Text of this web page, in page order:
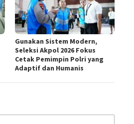
Gunakan Sistem Modern,
Seleksi Akpol 2026 Fokus
Cetak Pemimpin Polri yang
Adaptif dan Humanis